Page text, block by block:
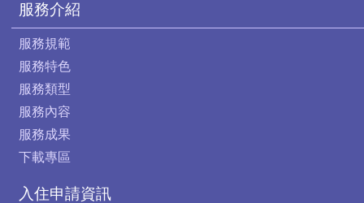
服務介紹
服務規範
服務特色
服務類型
服務內容
服務成果
下載專區
入住申請資訊